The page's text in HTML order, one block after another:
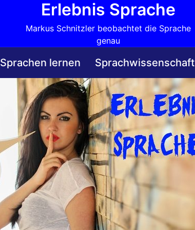
Erlebnis Sprache
Markus Schnitzler beobachtet die Sprache
genau
Sprachen lernen Sprachwissenschaft